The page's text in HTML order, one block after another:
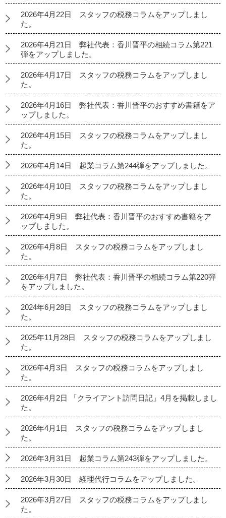
2026年4月22日 スタッフの税務コラムをアップしまし
た。
2026年4月21日 弊社代表：香川晋平の相続コラム第221
弾をアップしました。
2026年4月17日 スタッフの税務コラムをアップしまし
た。
2026年4月16日 弊社代表：香川晋平のおすすめ書籍をア
ップしました。
2026年4月15日 スタッフの税務コラムをアップしまし
た。
2026年4月14日 起業コラム第244弾をアップしました。
2026年4月10日 スタッフの税務コラムをアップしまし
た。
2026年4月9日 弊社代表：香川晋平のおすすめ書籍をア
ップしました。
2026年4月8日 スタッフの税務コラムをアップしまし
た。
2026年4月7日 弊社代表：香川晋平の相続コラム第220弾
をアップしました。
2024年6月28日 スタッフの税務コラムをアップしまし
た。
2025年11月28日 スタッフの税務コラムをアップしまし
た。
2026年4月3日 スタッフの税務コラムをアップしまし
た。
2026年4月2日 「クライアント訪問日記」4月を掲載しまし
た。
2026年4月1日 スタッフの税務コラムをアップしまし
た。
2026年3月31日 起業コラム第243弾をアップしました。
2026年3月30日 経理代行コラムをアップしました。
2026年3月27日 スタッフの税務コラムをアップしまし
た。